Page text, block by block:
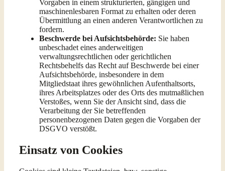
Vorgaben in einem strukturierten, gängigen und
maschinenlesbaren Format zu erhalten oder deren
Übermittlung an einen anderen Verantwortlichen zu
fordern.
Beschwerde bei Aufsichtsbehörde: Sie haben
unbeschadet eines anderweitigen
verwaltungsrechtlichen oder gerichtlichen
Rechtsbehelfs das Recht auf Beschwerde bei einer
Aufsichtsbehörde, insbesondere in dem
Mitgliedstaat ihres gewöhnlichen Aufenthaltsorts,
ihres Arbeitsplatzes oder des Orts des mutmaßlichen
Verstoßes, wenn Sie der Ansicht sind, dass die
Verarbeitung der Sie betreffenden
personenbezogenen Daten gegen die Vorgaben der
DSGVO verstößt.
Einsatz von Cookies